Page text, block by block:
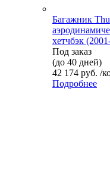
Багажник
хетчбэк
Под заказ
(до 40 дней)
42 174 руб. /
Подробнее